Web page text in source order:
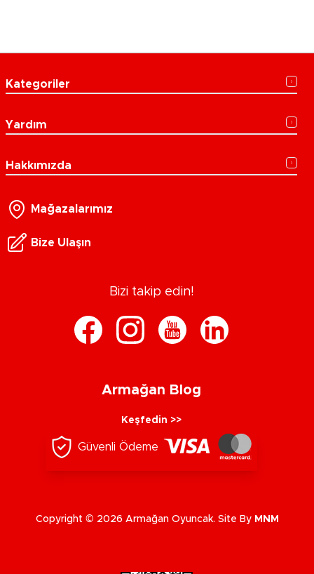
Kategoriler
Yardım
Hakkımızda
Mağazalarımız
Bize Ulaşın
Bizi takip edin!
Armağan Blog
Keşfedin >>
Güvenli Ödeme
Copyright © 2026 Armağan Oyuncak. Site By MNM